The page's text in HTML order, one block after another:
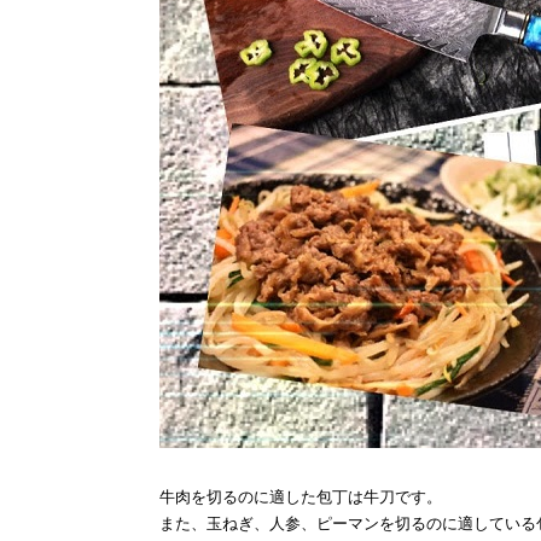
牛肉を切るのに適した包丁は牛刀です。
また、玉ねぎ、人参、ピーマンを切るのに適している